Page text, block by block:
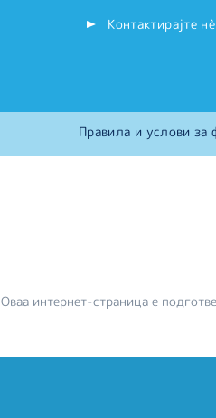
Контактирајте нѐ
Правила и услови
Оваа интернет-страница е